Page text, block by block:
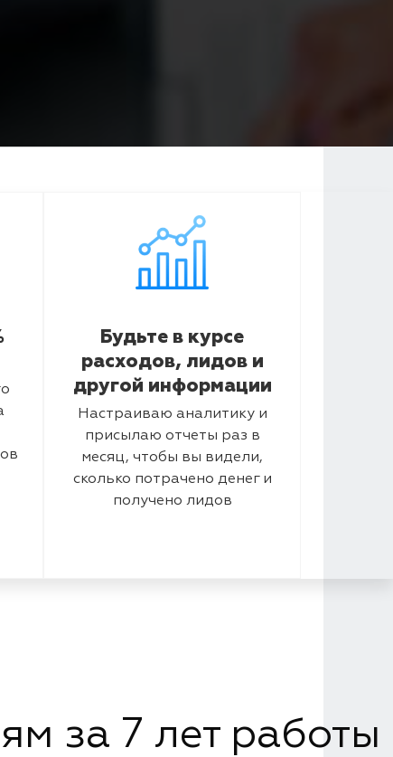
Будьте в курсе
расходов, лидов и
другой информации
Настраиваю аналитику и
присылаю отчеты раз в
месяц, чтобы вы видели,
сколько потрачено денег и
получено лидов
за 7 лет работы